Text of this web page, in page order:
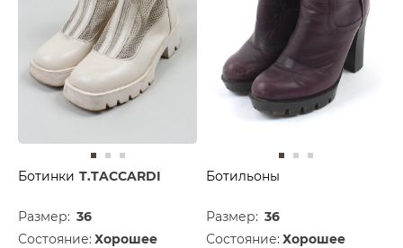
Ботинки T.TACCARDI
Размер: 36
Состояние: Хорошее
Ботильоны
Размер: 36
Состояние: Хорошее